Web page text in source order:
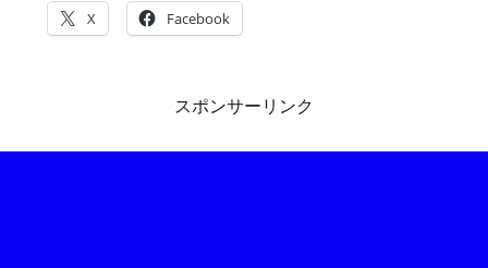
X Facebook
スポンサーリンク